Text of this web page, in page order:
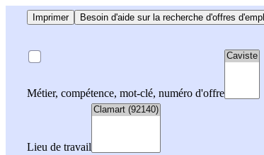
Imprimer Besoin d'aide sur la recherche d'offres
Métier, compétence, mot-clé, numéro d'offre
Lieu de travail